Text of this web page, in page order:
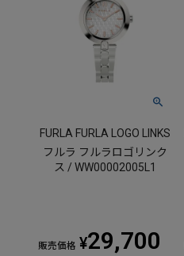
FURLA FURLA LOGO LINKS
フルラ フルラロゴリンク
ス / WW00002005L1
販売価格 ¥29,700